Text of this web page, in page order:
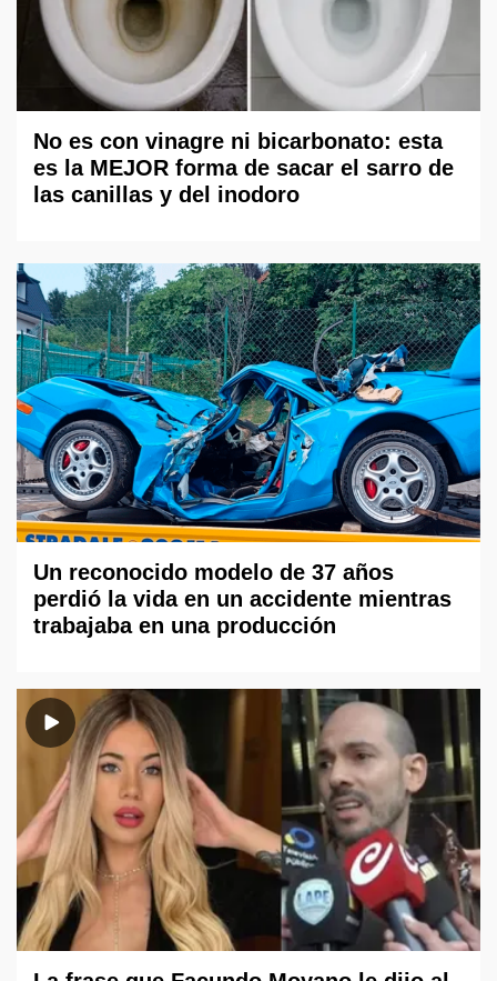
No es con vinagre ni bicarbonato: esta
es la MEJOR forma de sacar el sarro de
las canillas y del inodoro
Un reconocido modelo de 37 años
perdió la vida en un accidente mientras
trabajaba en una producción